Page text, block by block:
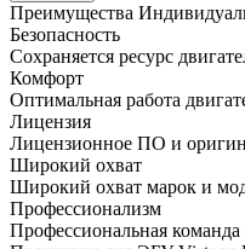
Преимущества
Безопасность
Сохраняется ресурс
Комфорт
Оптимальная работа
Лицензия
Лицензионное ПО и
Широкий охват
Широкий охват марок и
Профессионализм
Профессиональная команда